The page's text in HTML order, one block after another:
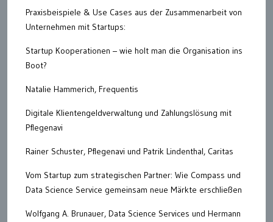
Praxisbeispiele & Use Cases aus der Zusammenarbeit von
Unternehmen mit Startups:
Startup Kooperationen – wie holt man die Organisation ins
Boot?
Natalie Hammerich, Frequentis
Digitale Klientengeldverwaltung und Zahlungslösung mit
Pflegenavi
Rainer Schuster, Pflegenavi und Patrik Lindenthal, Caritas
Vom Startup zum strategischen Partner: Wie Compass und
Data Science Service gemeinsam neue Märkte erschließen
Wolfgang A. Brunauer, Data Science Services und Hermann